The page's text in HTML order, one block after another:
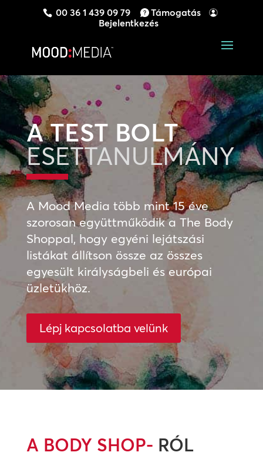
00 36 1 439 09 79
Támogatás
Bejelentkezés
A TEST BOLT
ESETTANULMÁNY
A Mood Media több mint 15 éve
szorosan együttműködik a The Body
Shoppal, hogy egyéni lejátszási
listákat állítson össze az összes
egyesült királyságbeli és európai
üzletükhöz.
Lépj kapcsolatba velünk
A BODY SHOP- RÓL